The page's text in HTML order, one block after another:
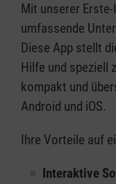
Mit unserer
umfassende
Diese App stellt
Hilfe und speziell
kompakt und
Android und iOS.
Ihre Vorteile auf
Interaktive